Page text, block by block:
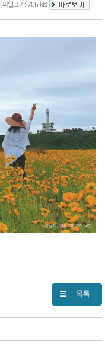
(파일크기: 706 kb)